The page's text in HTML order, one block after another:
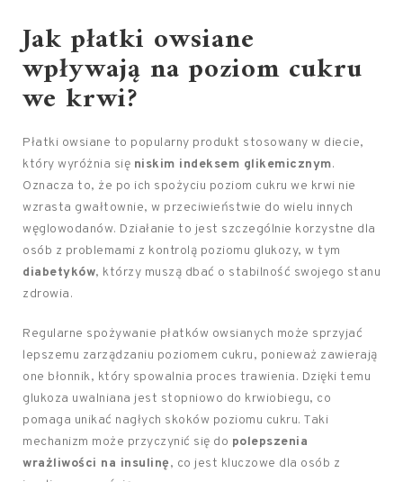
Jak płatki owsiane
wpływają na poziom cukru
we krwi?
Płatki owsiane to popularny produkt stosowany w diecie,
który wyróżnia się niskim indeksem glikemicznym.
Oznacza to, że po ich spożyciu poziom cukru we krwi nie
wzrasta gwałtownie, w przeciwieństwie do wielu innych
węglowodanów. Działanie to jest szczególnie korzystne dla
osób z problemami z kontrolą poziomu glukozy, w tym
diabetyków, którzy muszą dbać o stabilność swojego stanu
zdrowia.
Regularne spożywanie płatków owsianych może sprzyjać
lepszemu zarządzaniu poziomem cukru, ponieważ zawierają
one błonnik, który spowalnia proces trawienia. Dzięki temu
glukoza uwalniana jest stopniowo do krwiobiegu, co
pomaga unikać nagłych skoków poziomu cukru. Taki
mechanizm może przyczynić się do polepszenia
wrażliwości na insulinę, co jest kluczowe dla osób z